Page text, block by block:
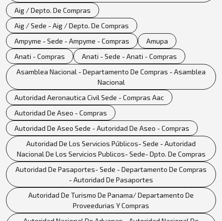
Aig / Depto. De Compras
Aig / Sede - Aig / Depto. De Compras
Ampyme - Sede - Ampyme - Compras
Amupa
Anati - Compras
Anati - Sede - Anati - Compras
Asamblea Nacional - Departamento De Compras - Asamblea
Nacional
Autoridad Aeronautica Civil Sede - Compras Aac
Autoridad De Aseo - Compras
Autoridad De Aseo Sede - Autoridad De Aseo - Compras
Autoridad De Los Servicios Públicos- Sede - Autoridad
Nacional De Los Servicios Publicos- Sede- Dpto. De Compras
Autoridad De Pasaportes- Sede - Departamento De Compras
- Autoridad De Pasaportes
Autoridad De Turismo De Panama/ Departamento De
Proveedurias Y Compras